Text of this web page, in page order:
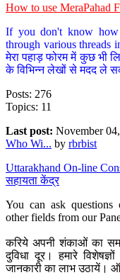
How to use MeraPahad
If you don't know how
through various threads
मेरा पहाड़ फोरम में कुछ भी
के विभिन्न लेखों से मदद ले
Posts: 276
Topics: 11
Last post: November
Who Wi... by rbrbist
Uttarakhand On-line
सहायता केंद्र
You can ask questions
other fields from our
करिये अपनी शंकाओं का
दुविधा दूर। हमारे
जानकारी का लाभ उठायें।